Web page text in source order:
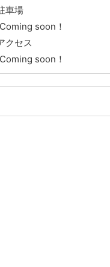
車場
soon！
クセス
soon！